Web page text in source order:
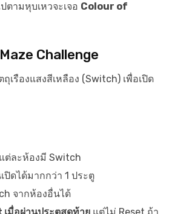
ตามหุบเหวจะเจอ Colour of
Challenge
เรืองแสงสีเหลือง (Switch) เพื่อเปิด
ต่ละห้องมี Switch
ดได้มากกว่า 1 ประตู
จากห้องอื่นได้